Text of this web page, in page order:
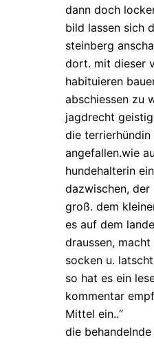
dann doch
bild lassen sich
steinberg
dort. mit dieser
habituieren
abschiessen zu
jagdrecht
die
angefallen.wie
hundehalterin
dazwischen,
groß. dem
es auf dem
draussen,
socken u.
so hat es ein
kommentar
Mittel ein..“
die